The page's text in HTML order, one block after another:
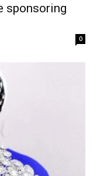
sponsoring
0